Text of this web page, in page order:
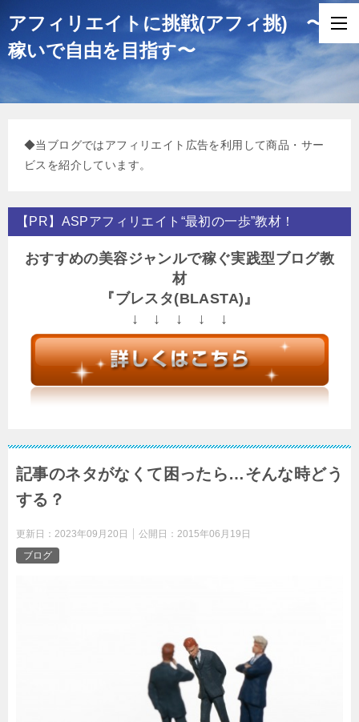
アフィリエイトに挑戦(アフィ挑) 〜
稼いで自由を目指す〜
◆当ブログではアフィリエイト広告を利用して商品・サー
ビスを紹介しています。
【PR】ASPアフィリエイト“最初の一歩”教材！
おすすめの美容ジャンルで稼ぐ実践型ブログ教
材
『ブレスタ(BLASTA)』
↓ ↓ ↓ ↓ ↓
記事のネタがなくて困ったら…そんな時どう
する？
更新日： 2023年09月20日 公開日： 2015年06月19日
ブログ